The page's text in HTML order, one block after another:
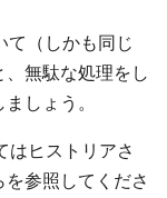
て（しかも同じ
無駄な処理をし
しょう。
はヒストリアさ
参照してくださ